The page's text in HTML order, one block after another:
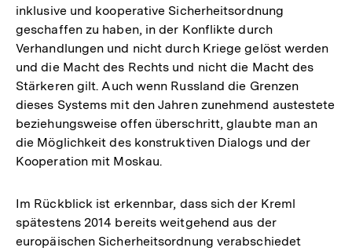
inklusive und kooperative Sicherheitsordnung
geschaffen zu haben, in der Konflikte durch
Verhandlungen und nicht durch Kriege gelöst werden
und die Macht des Rechts und nicht die Macht des
Stärkeren gilt. Auch wenn Russland die Grenzen
dieses Systems mit den Jahren zunehmend austestete
beziehungsweise offen überschritt, glaubte man an
die Möglichkeit des konstruktiven Dialogs und der
Kooperation mit Moskau.
Im Rückblick ist erkennbar, dass sich der Kreml
spätestens 2014 bereits weitgehend aus der
europäischen Sicherheitsordnung verabschiedet